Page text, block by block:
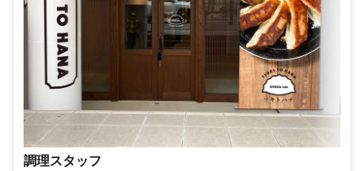
調理スタッフ